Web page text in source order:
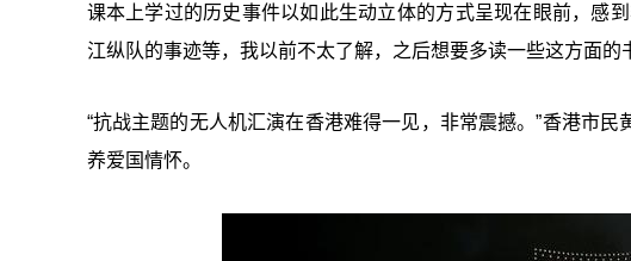
课本上学过的历史事件以如此生动立体的方式呈现在眼前，感
江纵队的事迹等，我以前不太了解，之后想要多读一些这方面的
“抗战主题的无人机汇演在香港难得一见，非常震撼。”香港市
养爱国情怀。